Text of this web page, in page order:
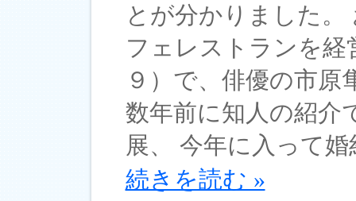
とが分かりました。
フェレストランを経
９）で、俳優の市
数年前に知人の紹介
展、 今年に入って婚
続きを読む »